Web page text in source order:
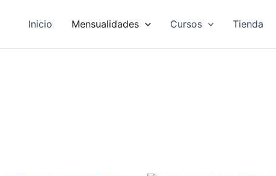
Inicio Mensualidades Cursos Tienda